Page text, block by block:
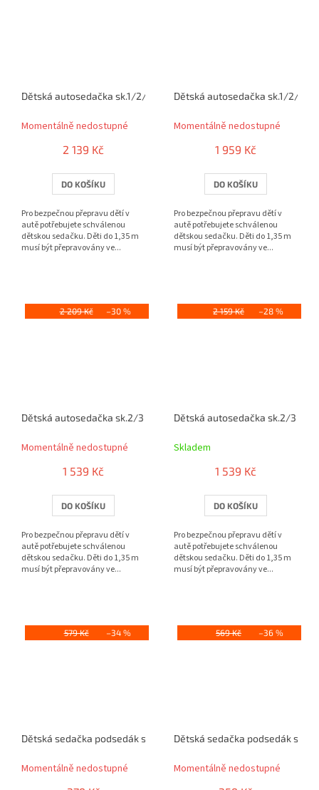
Dětská autosedačka sk.1/2/3 černá/červená
Momentálně nedostupné
2 139 Kč
DO KOŠÍKU
Pro bezpečnou přepravu dětí v
autě potřebujete schválenou
dětskou sedačku. Děti do 1,35 m
musí být přepravovány ve...
Dětská autosedačka sk.1/2/3
Momentálně nedostupné
1 959 Kč
DO KOŠÍKU
Pro bezpečnou přepravu dětí v
autě potřebujete schválenou
dětskou sedačku. Děti do 1,35 m
musí být přepravovány ve...
2 209 Kč –30 %
Dětská autosedačka sk.2/3 černá/červená
Momentálně nedostupné
1 539 Kč
DO KOŠÍKU
Pro bezpečnou přepravu dětí v
autě potřebujete schválenou
dětskou sedačku. Děti do 1,35 m
musí být přepravovány ve...
2 159 Kč –28 %
Dětská autosedačka sk.2/3
Skladem
1 539 Kč
DO KOŠÍKU
Pro bezpečnou přepravu dětí v
autě potřebujete schválenou
dětskou sedačku. Děti do 1,35 m
musí být přepravovány ve...
579 Kč –34 %
Dětská sedačka podsedák sk.2/3 černá/červená
Momentálně nedostupné
569 Kč –36 %
Dětská sedačka podsedák
Momentálně nedostupné